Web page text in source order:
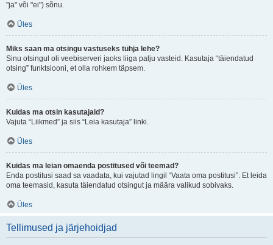
"ja" või "ei") sõnu.
Üles
Miks saan ma otsingu vastuseks tühja lehe?
Sinu otsingul oli veebiserveri jaoks liiga palju vasteid. Kasutaja “täiendatud
otsing” funktsiooni, et olla rohkem täpsem.
Üles
Kuidas ma otsin kasutajaid?
Vajuta “Liikmed” ja siis “Leia kasutaja” linki.
Üles
Kuidas ma leian omaenda postitused või teemad?
Enda postitusi saad sa vaadata, kui vajutad lingil “Vaata oma postitusi”. Et leida
oma teemasid, kasuta täiendatud otsingut ja määra valikud sobivaks.
Üles
Tellimused ja järjehoidjad